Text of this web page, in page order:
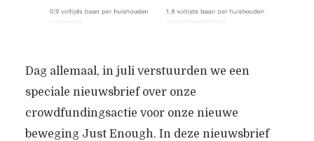
Dag allemaal, in juli verstuurden we een
speciale nieuwsbrief over onze
crowdfundingsactie voor onze nieuwe
beweging Just Enough. In deze nieuwsbrief